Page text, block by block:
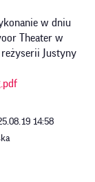
w dniu
Theater w
reżyserii Justyny
14:58